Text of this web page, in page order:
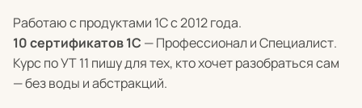
Работаю с продуктами 1С с 2012 года.
10 сертификатов 1С — Профессионал и Специалист.
Курс по УТ 11 пишу для тех, кто хочет разобраться сам
— без воды и абстракций.